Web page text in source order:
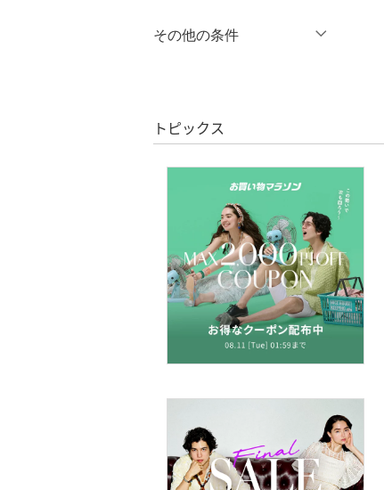
オールインワン・オーバ
ーオール
シューズ・靴
インナー・ルームウェア
靴下・レッグウェア
ファッション雑貨
アクセサリー・腕時計
財布・ポーチ・ケース
マタニティウェア・ベビ
ー用品
クリア 絞り込み
％OFF～ ％OFF
その他の条件
クリア 絞り込み
トピックス